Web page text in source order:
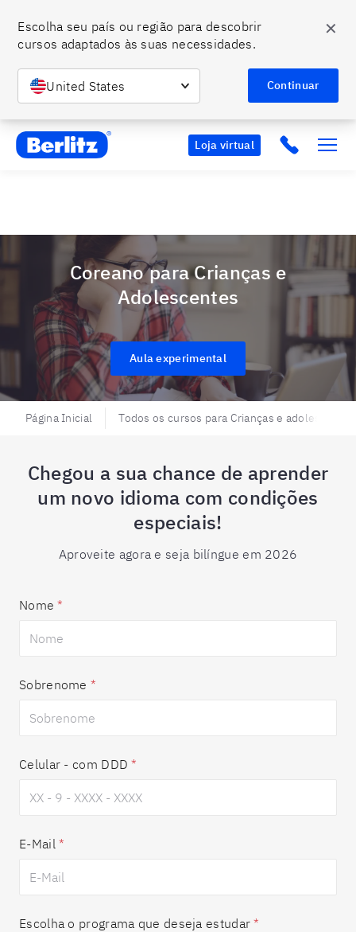
O momento de falar um novo idioma é agora. Ainda dá
tempo de se tornar bilíngue com o Berlitz.
contato conosco e confira nossas condições especiais.
Saiba mais
Escolha seu país ou região para descobrir
cursos adaptados às suas necessidades.
United States Continuar
✕
Berlitz BR Loja virtual Click to
Coreano para Crianças e
Adolescentes
Aula experimental
Página Inicial Todos os cursos para Crianças e adolescentes
Chegou a sua chance de aprender
um novo idioma com condições
especiais!
Aproveite agora e seja bilíngue em 2026
Nome *
Sobrenome *
Celular - com DDD *
E-Mail *
Escolha o programa que deseja estudar *